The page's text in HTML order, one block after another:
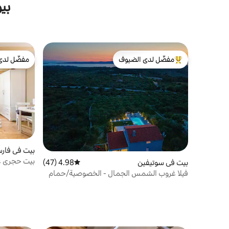
من أبرز البيوت المفضّلة لدى الضيوف
مفضّل لدى الضيوف
بيت في سوتيفين متوسط التقييم 4.98 من 5، 47 مراجعات
4.98 (47)
فيلا غروب الشمس الجمال - الخصوصية/حمام
مفضّل
مفضّل
بيت في
بيت حجري